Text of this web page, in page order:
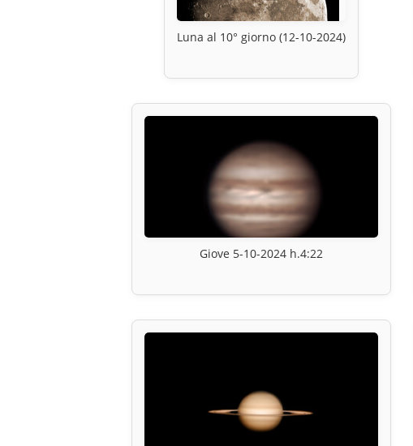
Luna al 10° giorno (12-10-2024)
Giove 5-10-2024 h.4:22